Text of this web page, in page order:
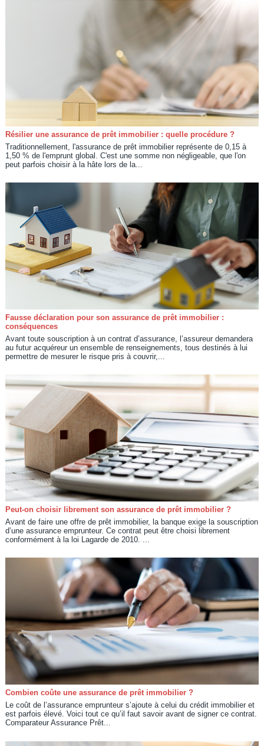
Résilier une assurance de prêt immobilier : quelle procédure ?
Traditionnellement, l'assurance de prêt immobilier représente de 0,15 à
1,50 % de l'emprunt global. C'est une somme non négligeable, que l'on
peut parfois choisir à la hâte lors de la...
Fausse déclaration pour son assurance de prêt immobilier :
conséquences
Avant toute souscription à un contrat d’assurance, l’assureur demandera
au futur acquéreur un ensemble de renseignements, tous destinés à lui
permettre de mesurer le risque pris à couvrir,...
Peut-on choisir librement son assurance de prêt immobilier ?
Avant de faire une offre de prêt immobilier, la banque exige la souscription
d’une assurance emprunteur. Ce contrat peut être choisi librement
conformément à la loi Lagarde de 2010. ...
Combien coûte une assurance de prêt immobilier ?
Le coût de l’assurance emprunteur s’ajoute à celui du crédit immobilier et
est parfois élevé. Voici tout ce qu’il faut savoir avant de signer ce contrat.
Comparateur Assurance Prêt...